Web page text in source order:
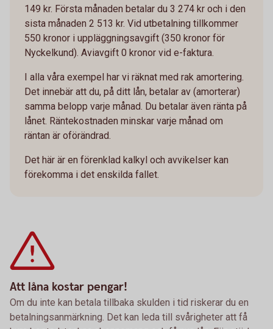
149 kr. Första månaden betalar du 3 274 kr och i den
sista månaden 2 513 kr. Vid utbetalning tillkommer
550 kronor i uppläggningsavgift (350 kronor för
Nyckelkund). Aviavgift 0 kronor vid e-faktura.
I alla våra exempel har vi räknat med rak amortering.
Det innebär att du, på ditt lån, betalar av (amorterar)
samma belopp varje månad. Du betalar även ränta på
lånet. Räntekostnaden minskar varje månad om
räntan är oförändrad.
Det här är en förenklad kalkyl och avvikelser kan
förekomma i det enskilda fallet.
Att låna kostar pengar!
Om du inte kan betala tillbaka skulden i tid riskerar du en
betalningsanmärkning. Det kan leda till svårigheter att få